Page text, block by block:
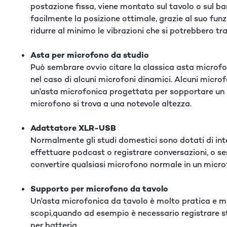
postazione fissa, viene montato sul tavolo o sul
facilmente la posizione ottimale, grazie al suo
ridurre al minimo le vibrazioni che si potrebbero
Asta per microfono da studio
Può sembrare ovvio citare la classica asta
nel caso di alcuni microfoni dinamici. Alcuni
un'asta microfonica progettata per sopportare un
microfono si trova a una notevole altezza.
Adattatore XLR-USB
Normalmente gli studi domestici sono dotati di
effettuare podcast o registrare conversazioni, o
convertire qualsiasi microfono normale in un
Supporto per microfono da tavolo
Un'asta microfonica da tavolo è molto pratica e
scopi,quando ad esempio è necessario